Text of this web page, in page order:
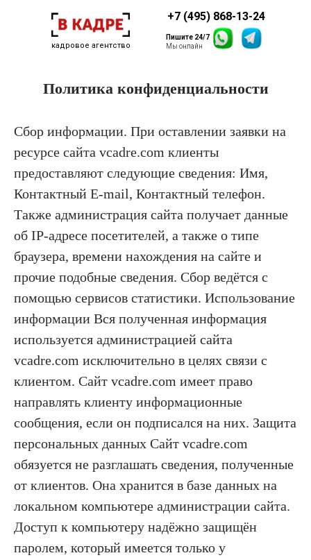
кадровое агентство
Пишите 24/7
Мы онлайн
+7 (495) 868-13-24
Политика конфиденциальности
Сбор информации. При оставлении заявки на
ресурсе сайта vcadre.com клиенты
предоставляют следующие сведения: Имя,
Контактный E-mail, Контактный телефон.
Также администрация сайта получает данные
об IP-адресе посетителей, а также о типе
браузера, времени нахождения на сайте и
прочие подобные сведения. Сбор ведётся с
помощью сервисов статистики. Использование
информации Вся полученная информация
используется администрацией сайта
vcadre.com исключительно в целях связи с
клиентом. Сайт vcadre.com имеет право
направлять клиенту информационные
сообщения, если он подписался на них. Защита
персональных данных Сайт vcadre.com
обязуется не разглашать сведения, полученные
от клиентов. Она хранится в базе данных на
локальном компьютере администрации сайта.
Доступ к компьютеру надёжно защищён
паролем, который имеется только у